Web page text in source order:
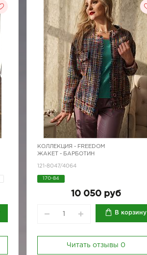
КОЛЛЕКЦИЯ - FREEDOM
ЖАКЕТ - БАРБОТИН
121-8047/4064
170-84
10 050 руб
В корзину
Читать отзывы 0